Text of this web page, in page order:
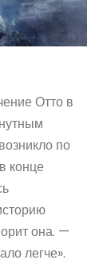
Отто в
по
конце
она. —
легче».